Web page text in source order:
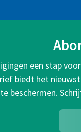
een stap
biedt het
te beschermen.